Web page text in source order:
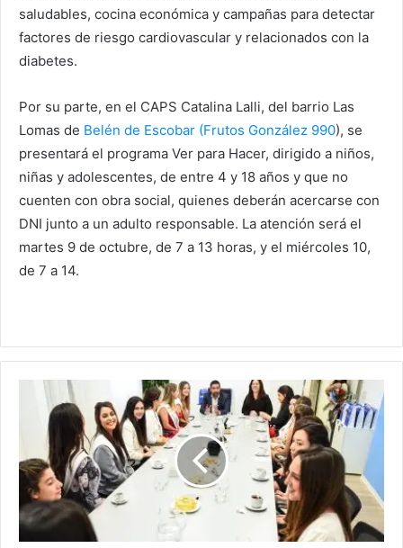
saludables, cocina económica y campañas para detectar
factores de riesgo cardiovascular y relacionados con la
diabetes.
Por su parte, en el CAPS Catalina Lalli, del barrio Las
Lomas de Belén de Escobar (Frutos González 990), se
presentará el programa Ver para Hacer, dirigido a niños,
niñas y adolescentes, de entre 4 y 18 años y que no
cuenten con obra social, quienes deberán acercarse con
DNI junto a un adulto responsable. La atención será el
martes 9 de octubre, de 7 a 13 horas, y el miércoles 10,
de 7 a 14.